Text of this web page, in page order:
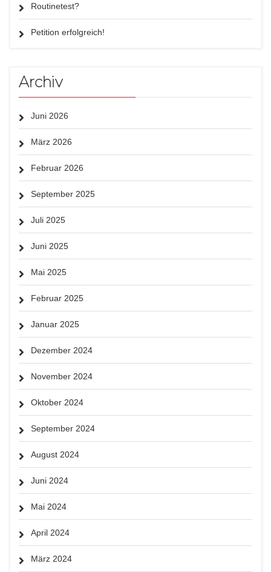
Routinetest?
Petition erfolgreich!
Archiv
Juni 2026
März 2026
Februar 2026
September 2025
Juli 2025
Juni 2025
Mai 2025
Februar 2025
Januar 2025
Dezember 2024
November 2024
Oktober 2024
September 2024
August 2024
Juni 2024
Mai 2024
April 2024
März 2024